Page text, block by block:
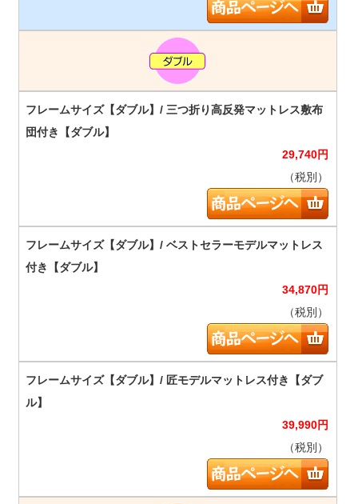
29,740円
（税別）
34,870円
（税別）
39,990円
（税別）